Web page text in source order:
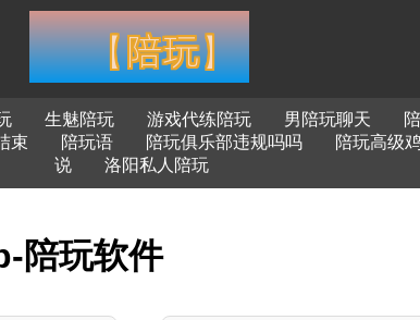
生魅陪玩 游戏代练陪玩 男陪玩聊天
束 陪玩语 陪玩俱乐部违规吗吗 陪玩高级
说
洛阳私人陪玩
陪玩软件